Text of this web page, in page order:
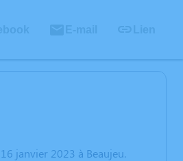
janvier 2023 à Beaujeu.